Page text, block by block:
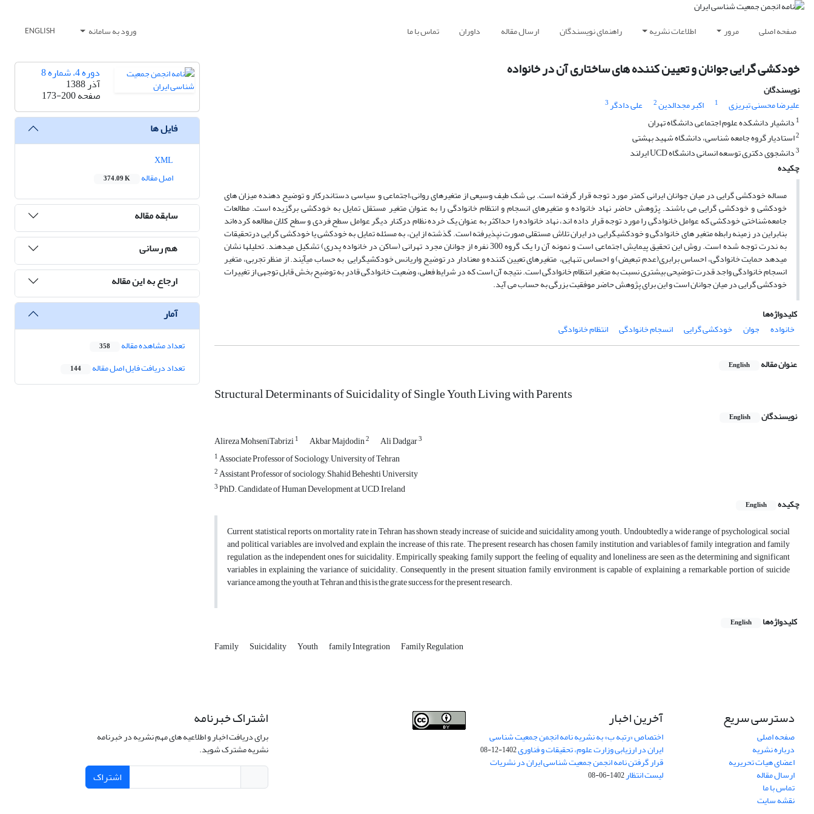
صفحه اصلی مرور اطلاعات نشریه راهنمای نویسندگان ارسال مقاله داوران تماس با ما ورود به سامانه ENGLISH
خودکشی گرایی جوانان و تعیین کننده های ساختاری آن در خانواده
نویسندگان
علیرضا محسنی تبریزی
1 اکبر مجدالدین2 علی دادگر3
1 دانشیار دانشکده علوم اجتماعی دانشگاه تهران
2استادیار گروه جامعه شناسی، دانشگاه شهید بهشتی
3دانشجوی دکتری توسعه انسانی دانشگاه UCD ایرلند
چکیده
مساله خودکشی گرایی در میان جوانان ایرانی کمتر مورد توجه قرار گرفته است. بی شک طیف وسیعی از متغیرهای روانی،اجتماعی‌ و سیاسی دست‏اندرکار و توضیح دهنده میزان های
خودکشی و خودکشی گرایی می باشند. پژوهش حاضر نهاد خانواده و متغیرهای انسجام و انتظام خانوادگی را به عنوان متغیر مستقل تمایل به خودکشی برگزیده است. مطالعات
جامعه‌‌‌‌شناختی خودکشی که عوامل خانوادگی را مورد توجه قرار داده اند، نهاد خانواده را حداکثر به عنوان یک خرده نظام درکنار دیگر عوامل سطح فردی و سطح کلان مطالعه کرده‌اند
بنابراین در زمینه رابطه متغیر های خانوادگی و خودکشی‏گرایی در ایران تلاش مستقلی صورت نپذیرفته است. گذشته از این، به مسئله تمایل به خودکشی یا خودکشی گرایی درتحقیقات
به ندرت توجه شده است. روش این تحقیق پیمایش اجتماعی است و نمونه آن را یک گروه 300 نفره از جوانان مجرد تهرانی (ساکن در خانواده پدری) تشکیل می‏دهند. تحلیل‏ها نشان
می‏دهد حمایت خانوادگی، احساس برابری(عدم تبعیض) و احساس تنهایی، متغیرهای تعیین کننده و معنادار در توضیح واریانس خودکشی‏گرایی به حساب می‏آیند. از منظر تجربی، متغیر
انسجام خانوادگی واجد قدرت توضیحی بیشتری نسبت به متغیر انتظام خانوادگی است. نتیجه آن است که در شرایط فعلی، وضعیت خانوادگی قادر به توضیح بخش قابل توجهی از تغییرات
خودکشی گرایی در میان جوانان است و این برای پژوهش حاضر موفقیت بزرگی به حساب می آید.
کلیدواژه‌ها
خانواده
جوان خودکشی گرایی انسجام خانوادگی انتظام خانوادگی
عنوان مقاله English
Structural Determinants of Suicidality of Single Youth Living with Parents
نویسندگان English
Alireza MohseniTabrizi1 Akbar Majdodin2 Ali Dadgar3
1Associate Professor of Sociology, University of Tehran
2Assistant Professor of sociology, Shahid Beheshti University
3PhD. Candidate of Human Development at UCD, Ireland
چکیده
English
Current statistical reports on mortality rate in Tehran has shown steady increase of suicide and suicidality among youth. Undoubtedly a wide range of psychological, social
and political variables are involved and explain the increase of this rate. The present research has chosen family institution and variables of family integration and family
regulation, as the independent ones for suicidality. Empirically speaking, family support, the feeling of equality and loneliness are seen as the determining and significant
variables in explaining the variance of suicidality. Consequently in the present situation family environment is capable of explaining a remarkable portion of suicide
variance among the youth at Tehran and this is the grate success for the present research.
کلیدواژه‌ها English
Family Suicidality Youth family Integration Family Regulation
دوره 4، شماره 8
آذر 1388
صفحه173-200
فایل ها
اصل مقاله
374.09 K
سابقه مقاله
هم رسانی
ارجاع به این مقاله
آمار
تعداد مشاهده مقاله 358
تعداد دریافت فایل اصل مقاله 144
دسترسی سریع
صفحه اصلی
درباره نشریه
اعضای هیات تحریریه
ارسال مقاله
تماس با ما
نقشه سایت
آخرین اخبار
اختصاص «رتبه ب» به نشریه نامه انجمن جمعیت شناسی
ایران در ارزیابی وزارت علوم، تحقیقات و فناوری1402-12-08
قرار گرفتن نامه انجمن جمعیت شناسی ایران در نشریات
لیست انتظار1402-06-08
اشتراک خبرنامه
برای دریافت اخبار و اطلاعیه های مهم نشریه در خبرنامه
نشریه مشترک شوید.
اشتراک